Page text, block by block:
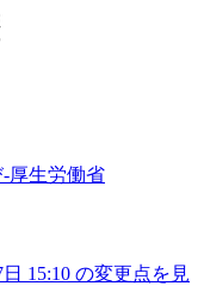
厚生労働省
15:10 の変更点を見